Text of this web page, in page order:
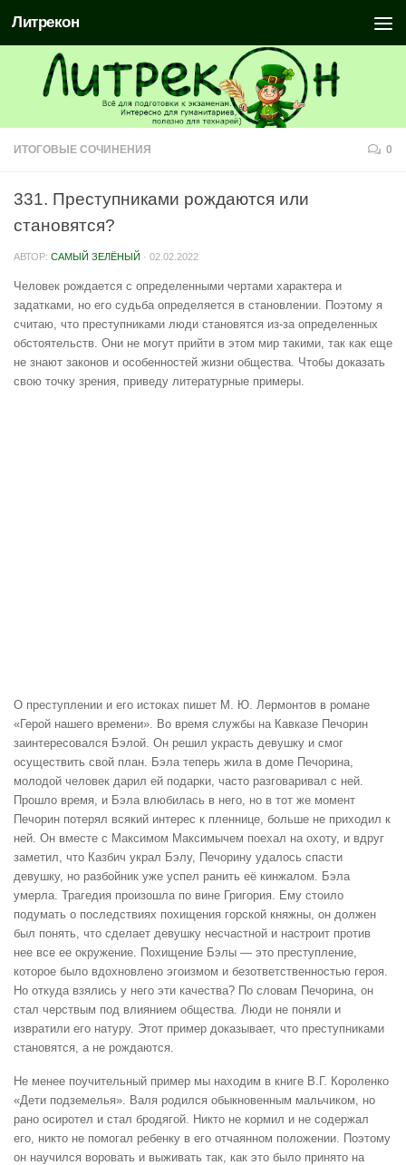
Литрекон
ИТОГОВЫЕ СОЧИНЕНИЯ 0
331. Преступниками рождаются или
становятся?
АВТОР: САМЫЙ ЗЕЛЁНЫЙ · 02.02.2022
Человек рождается с определенными чертами характера и
задатками, но его судьба определяется в становлении. Поэтому я
считаю, что преступниками люди становятся из-за определенных
обстоятельств. Они не могут прийти в этом мир такими, так как еще
не знают законов и особенностей жизни общества. Чтобы доказать
свою точку зрения, приведу литературные примеры.
О преступлении и его истоках пишет М. Ю. Лермонтов в романе
«Герой нашего времени». Во время службы на Кавказе Печорин
заинтересовался Бэлой. Он решил украсть девушку и смог
осуществить свой план. Бэла теперь жила в доме Печорина,
молодой человек дарил ей подарки, часто разговаривал с ней.
Прошло время, и Бэла влюбилась в него, но в тот же момент
Печорин потерял всякий интерес к пленнице, больше не приходил к
ней. Он вместе с Максимом Максимычем поехал на охоту, и вдруг
заметил, что Казбич украл Бэлу, Печорину удалось спасти
девушку, но разбойник уже успел ранить её кинжалом. Бэла
умерла. Трагедия произошла по вине Григория. Ему стоило
подумать о последствиях похищения горской княжны, он должен
был понять, что сделает девушку несчастной и настроит против
нее все ее окружение. Похищение Бэлы — это преступление,
которое было вдохновлено эгоизмом и безответственностью героя.
Но откуда взялись у него эти качества? По словам Печорина, он
стал черствым под влиянием общества. Люди не поняли и
извратили его натуру. Этот пример доказывает, что преступниками
становятся, а не рождаются.
Не менее поучительный пример мы находим в книге В.Г. Короленко
«Дети подземелья». Валя родился обыкновенным мальчиком, но
рано осиротел и стал бродягой. Никто не кормил и не содержал
его, никто не помогал ребенку в его отчаянном положении. Поэтому
он научился воровать и выживать так, как это было принято на